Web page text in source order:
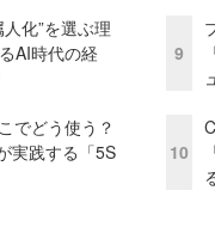
化”を選ぶ理
AI時代の経
でどう使う？
実践する「5S
9
10